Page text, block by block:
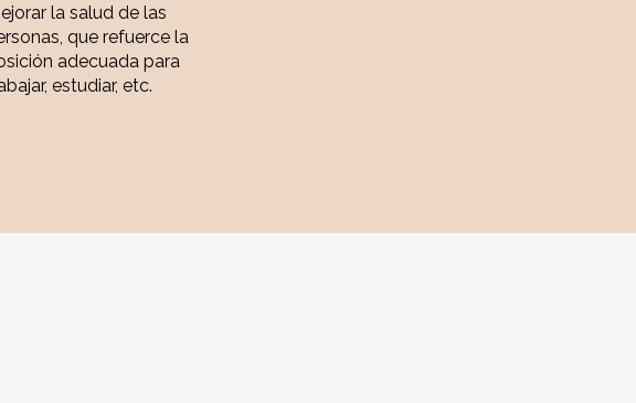
la salud de las
que refuerce la
adecuada para
estudiar, etc.